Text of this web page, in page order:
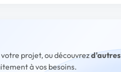
projet, ou découvrezd'autres
à vos besoins.